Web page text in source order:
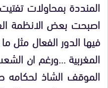
المنددة بمحاولات
اصبحت بعض الانظمة
فيها الدور الفعال مثل
المغربية …ورغم ان
الموقف الشاذ لحكامه